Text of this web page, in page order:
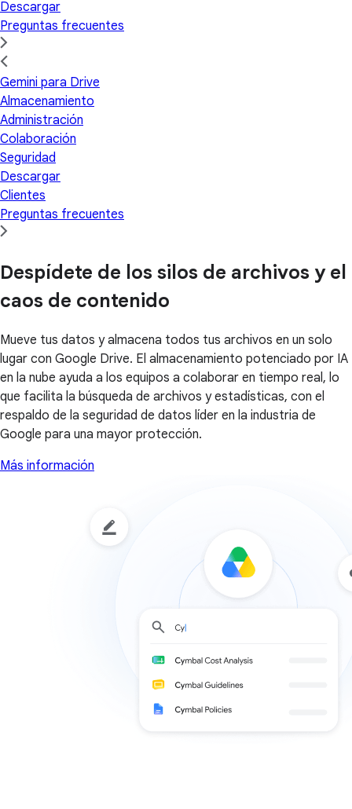
Descargar
Preguntas frecuentes
Gemini para Drive
Almacenamiento
Administración
Colaboración
Seguridad
Descargar
Clientes
Preguntas frecuentes
Despídete de los silos de archivos y el
caos de contenido
Mueve tus datos y almacena todos tus archivos en un solo
lugar con Google Drive. El almacenamiento potenciado por IA
en la nube ayuda a los equipos a colaborar en tiempo real, lo
que facilita la búsqueda de archivos y estadísticas, con el
respaldo de la seguridad de datos líder en la industria de
Google para una mayor protección.
Más información